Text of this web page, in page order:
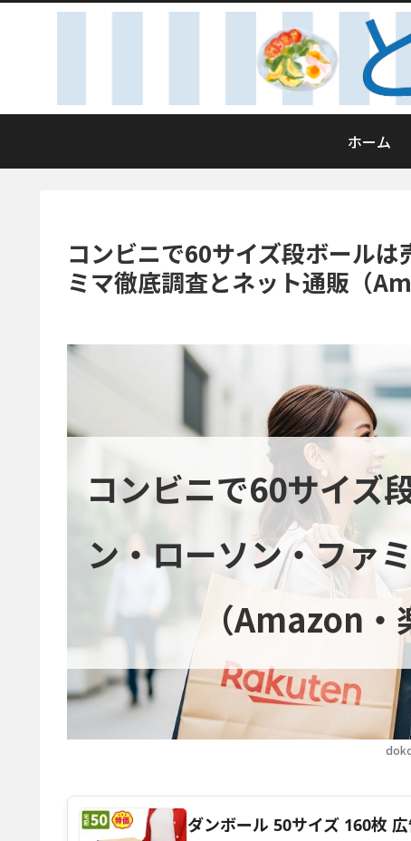
ホーム
コンビニで60サイズ段ボール
ミマ徹底調査とネット通販（
コンビニで60サイズ
ン・ローソン・ファ
（Amazon・
ダンボール 50サイズ 160枚